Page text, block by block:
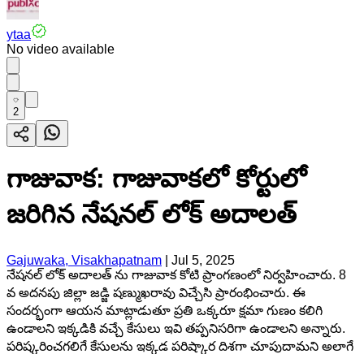
ytaa
No video available
2
గాజువాక: గాజువాకలో కోర్టులో
జరిగిన నేషనల్ లోక్ అదాలత్
Gajuwaka, Visakhapatnam
Jul 5, 2025
నేషనల్ లోక్ అదాలత్ ను గాజువాక కోటి ప్రాంగణంలో నిర్వహించారు. 8
వ అదనపు జిల్లా జడ్జి షణ్ముఖరావు విచ్చేసి ప్రారంభించారు. ఈ
సందర్భంగా ఆయన మాట్లాడుతూ ప్రతి ఒక్కరూ క్షమా గుణం కలిగి
ఉండాలని ఇక్కడికి వచ్చే కేసులు ఇవి తప్పనిసరిగా ఉండాలని అన్నారు.
పరిష్కరించగలిగే కేసులను ఇక్కడ పరిష్కార దిశగా చూపుదామని అలాగే